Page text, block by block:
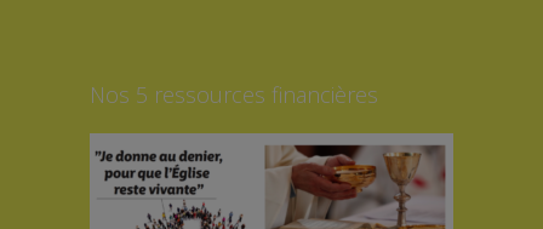
Nos 5 ressources financières